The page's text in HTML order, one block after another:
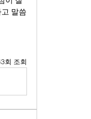
말씀
회 조회